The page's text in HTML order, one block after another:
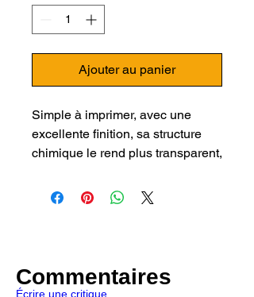
Ajouter au panier
Simple à imprimer, avec une
excellente finition, sa structure
chimique le rend plus transparent,
Résistant aux températures et
améliore l'ABS en étant
plus résistant et facile à imprimer.
Commentaires
Écrire une critique